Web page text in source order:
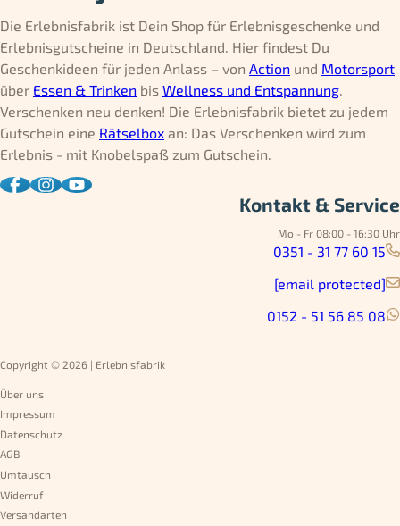
Die Erlebnisfabrik ist Dein Shop für Erlebnisgeschenke und
Erlebnisgutscheine in Deutschland. Hier findest Du
Geschenkideen für jeden Anlass – von Action und Motorsport
über Essen & Trinken bis Wellness und Entspannung.
Verschenken neu denken! Die Erlebnisfabrik bietet zu jedem
Gutschein eine Rätselbox an: Das Verschenken wird zum
Erlebnis - mit Knobelspaß zum Gutschein.
Kontakt & Service
Mo - Fr 08:00 - 16:30 Uhr
0351 - 31 77 60 15
[email protected]
0152 - 51 56 85 08
Copyright © 2026 | Erlebnisfabrik
Über uns
Impressum
Datenschutz
AGB
Umtausch
Widerruf
Versandarten